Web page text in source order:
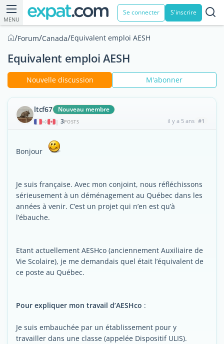
MENU
Se connecter S'inscrire
/Forum/Canada/Equivalent emploi AESH
Equivalent emploi AESH
Nouvelle discussion M'abonner
ltcf67 Nouveau membre
| 3POSTS il y a 5 ans #1
Bonjour
Je suis française. Avec mon conjoint, nous réfléchissons
sérieusement à un déménagement au Québec dans les
années à venir. C’est un projet qui n’en est qu’à
l’ébauche.
Etant actuellement AESHco (anciennement Auxiliaire de
Vie Scolaire), je me demandais quel était l’équivalent de
ce poste au Québec.
Pour expliquer mon travail d’AESHco :
Je suis embauchée par un établissement pour y
travailler dans une classe (appelée Dispositif ULIS).